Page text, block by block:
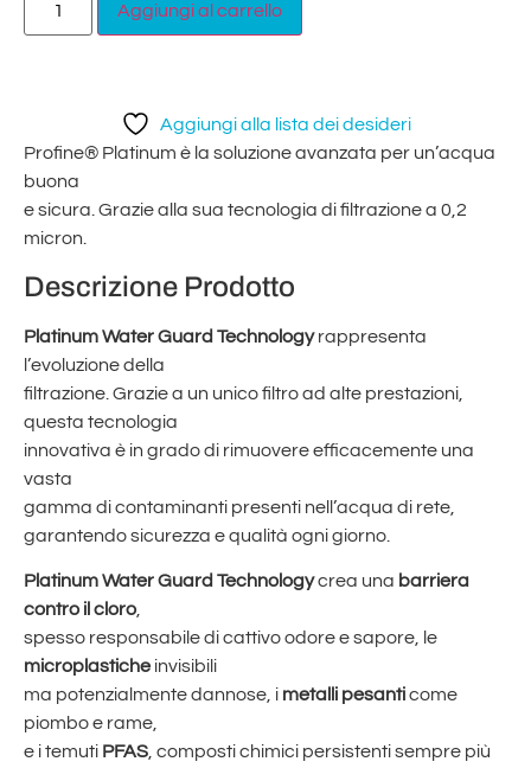
Aggiungi al carrello
Aggiungi alla lista dei desideri
Profine® Platinum è la soluzione avanzata per un’acqua
buona
e sicura. Grazie alla sua tecnologia di filtrazione a 0,2
micron.
Descrizione Prodotto
Platinum Water Guard Technologyrappresenta
l’evoluzione della
filtrazione. Grazie a un unico filtro ad alte prestazioni,
questa tecnologia
innovativa è in grado di rimuovere efficacemente una
vasta
gamma di contaminanti presenti nell’acqua di rete,
garantendo sicurezza e qualità ogni giorno.
Platinum Water Guard Technologycrea una barriera
contro il cloro
spesso responsabile di cattivo odore e sapore, le
microplasticheinvisibili
ma potenzialmente dannose, i metalli pesanticome
piombo e rame,
e i temuti PFAS , composti chimici persistenti sempre più